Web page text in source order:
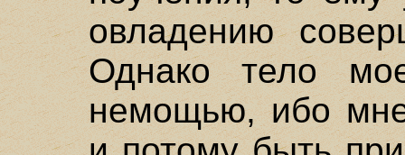
овладению
Однако тело
немощью, ибо